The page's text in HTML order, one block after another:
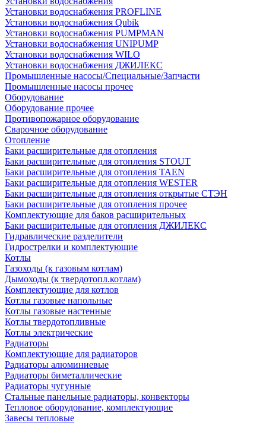
Установки водоснабжения PROFLINE
Установки водоснабжения Qubik
Установки водоснабжения PUMPMAN
Установки водоснабжения UNIPUMP
Установки водоснабжения WILO
Установки водоснабжения ДЖИЛЕКС
Промышленные насосы/Специальные/Запчасти
Промышленные насосы прочее
Оборудование
Оборудование прочее
Противопожарное оборудование
Сварочное оборудование
Отопление
Баки расширительные для отопления
Баки расширительные для отопления STOUT
Баки расширительные для отопления TAEN
Баки расширительные для отопления WESTER
Баки расширительные для отопления открытые СТЭН
Баки расширительные для отопления прочее
Комплектующие для баков расширительных
Баки расширительные для отопления ДЖИЛЕКС
Гидравлические разделители
Гидрострелки и комплектующие
Котлы
Газоходы (к газовым котлам)
Дымоходы (к твердотопл.котлам)
Комплектующие для котлов
Котлы газовые напольные
Котлы газовые настенные
Котлы твердотопливные
Котлы электрические
Радиаторы
Комплектующие для радиаторов
Радиаторы алюминиевые
Радиаторы биметаллические
Радиаторы чугунные
Стальные панельные радиаторы, конвекторы
Тепловое оборудование, комплектующие
Завесы тепловые